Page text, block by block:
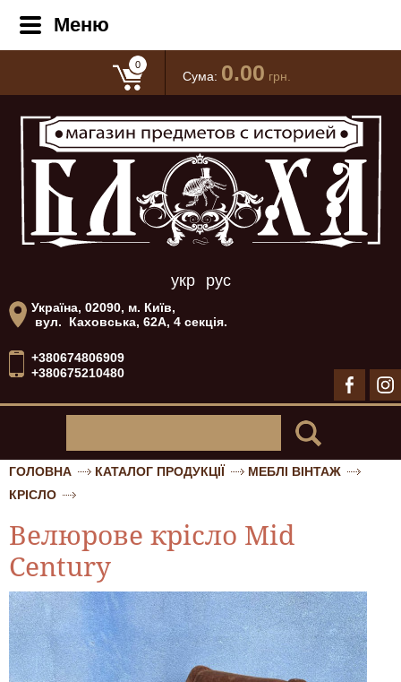
0
Сума: 0.00 грн.
укр рус
Україна, 02090, м. Київ,
вул. Каховська, 62А, 4 секція.
+380674806909
+380675210480
Меню
ГОЛОВНА КАТАЛОГ ПРОДУКЦІЇ
МЕБЛІ ВІНТАЖ
КРІСЛО
Велюрове крісло Mid
Century